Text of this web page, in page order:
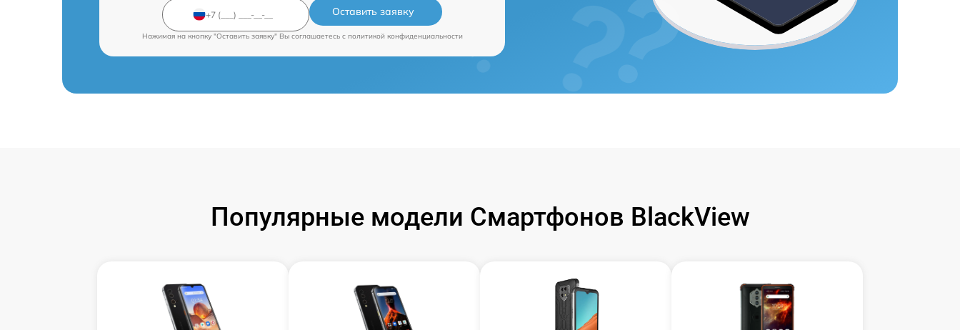
Оставить заявку
Нажимая на кнопку "Оставить заявку" Вы соглашаетесь c политикой конфиденциальности
Популярные модели Смартфонов BlackView